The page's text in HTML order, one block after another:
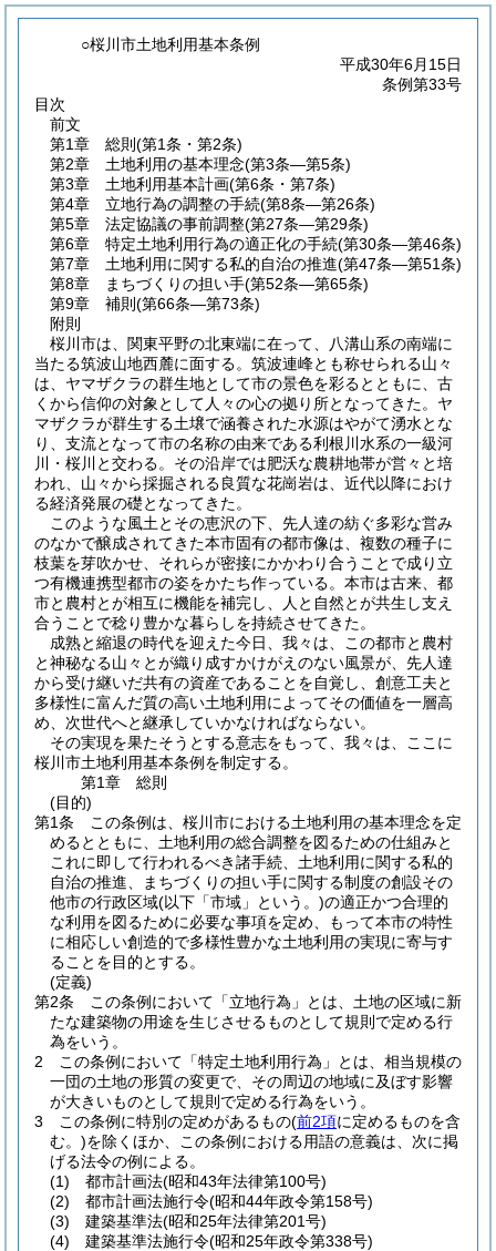
○桜川市土地利用基本条例
平成30年6月15日
条例第33号
目次
前文
第1章
総則 (第1条・第2条)
第2章
土地利用の基本理念(第3条―第5条)
第3章
土地利用基本計画(第6条・第7条)
第4章
立地行為の調整の手続(第8条―第26条)
第5章
法定協議の事前調整(第27条―第29条)
第6章
特定土地利用行為の適正化の手続(第30条―第46条)
第7章
土地利用に関する私的自治の推進(第47条―第51条)
第8章
まちづくりの担い手(第52条―第65条)
第9章
補則 (第66条―第73条)
附則
桜川市は、関東平野の北東端に在って、八溝山系の南端に
当たる筑波山地西麓に面する。筑波連峰とも称せられる山々
は、ヤマザクラの群生地として市の景色を彩るとともに、古
くから信仰の対象として人々の心の拠り所となってきた。ヤ
マザクラが群生する土壌で涵養された水源はやがて湧水とな
り、支流となって市の名称の由来である利根川水系の一級河
川・桜川と交わる。その沿岸では肥沃な農耕地帯が営々と培
われ、山々から採掘される良質な花崗岩は、近代以降におけ
る経済発展の礎となってきた。
このような風土とその恵沢の下、先人達の紡ぐ多彩な営み
のなかで醸成されてきた本市固有の都市像は、複数の種子に
枝葉を芽吹かせ、それらが密接にかかわり合うことで成り立
つ有機連携型都市の姿をかたち作っている。本市は古来、都
市と農村とが相互に機能を補完し、人と自然とが共生し支え
合うことで稔り豊かな暮らしを持続させてきた。
成熟と縮退の時代を迎えた今日、我々は、この都市と農村
と神秘なる山々とが織り成すかけがえのない風景が、先人達
から受け継いだ共有の資産であることを自覚し、創意工夫と
多様性に富んだ質の高い土地利用によってその価値を一層高
め、次世代へと継承していかなければならない。
その実現を果たそうとする意志をもって、我々は、ここに
桜川市土地利用基本条例を制定する。
第1章
総則
(目的)
第1条
この条例は、桜川市における土地利用の基本理念を定
めるとともに、土地利用の総合調整を図るための仕組みと
これに即して行われるべき諸手続、土地利用に関する私的
自治の推進、まちづくりの担い手に関する制度の創設その
他市の行政区域(以下「市域」という。)の適正かつ合理的
な利用を図るために必要な事項を定め、もって本市の特性
に相応しい創造的で多様性豊かな土地利用の実現に寄与す
ることを目的とする。
(定義)
第2条
この条例において「立地行為」とは、土地の区域に新
たな建築物の用途を生じさせるものとして規則で定める行
為をいう。
2
この条例において「特定土地利用行為」とは、相当規模の
一団の土地の形質の変更で、その周辺の地域に及ぼす影響
が大きいものとして規則で定める行為をいう。
3
この条例に特別の定めがあるもの(前2項に定めるものを含
む。)を除くほか、この条例における用語の意義は、次に掲
げる法令の例による。
(1)
都市計画法(昭和43年法律第100号)
(2)
都市計画法施行令(昭和44年政令第158号)
(3)
建築基準法(昭和25年法律第201号)
(4)
建築基準法施行令(昭和25年政令第338号)